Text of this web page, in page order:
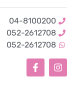
04-8100200
052-2612708
052-2612708
כלי נגישות